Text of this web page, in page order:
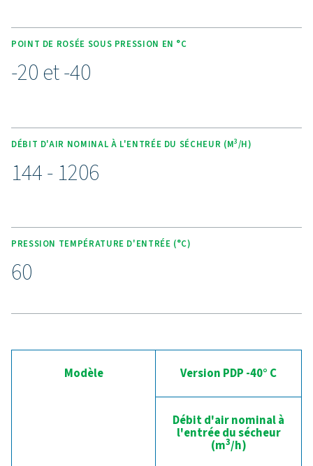
une meilleure expérience utilisateur et une plus grande
opérationnelle. Cette interface intuitive permet de
contrôler en temps réel les performances du sécheur,
permet aux utilisateurs de régler facilement les
Le contrôleur Purelogic Touch prend également en
l'accès à distance, ce qui permet l'analyse des
le dépannage, où que vous soyez. Grâce à sa
conviviale, ce contrôleur avancé permet aux
l'entretien et en minimisant les interruptions.